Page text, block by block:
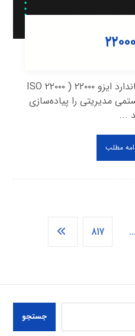
ایزو ۲۲۰۰۰ با استفاده از استاندارد ایزو ۲۲۰۰۰ ( ISO ۲۲۰۰۰
مدیریتی را پیاده‌سازی
...
مطلب
… ۸۱۷
جستجو